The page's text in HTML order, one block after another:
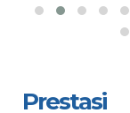
Prestasi